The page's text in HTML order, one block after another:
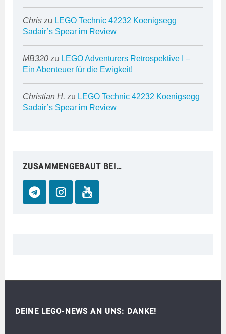
Chris zu LEGO Technic 42232 Koenigsegg
Sadair’s Spear im Review
MB320 zu LEGO Adventurers Retrospektive I –
Ein Abenteuer für die Ewigkeit!
Christian H. zu LEGO Technic 42232 Koenigsegg
Sadair’s Spear im Review
ZUSAMMENGEBAUT BEI…
DEINE LEGO-NEWS AN UNS: DANKE!